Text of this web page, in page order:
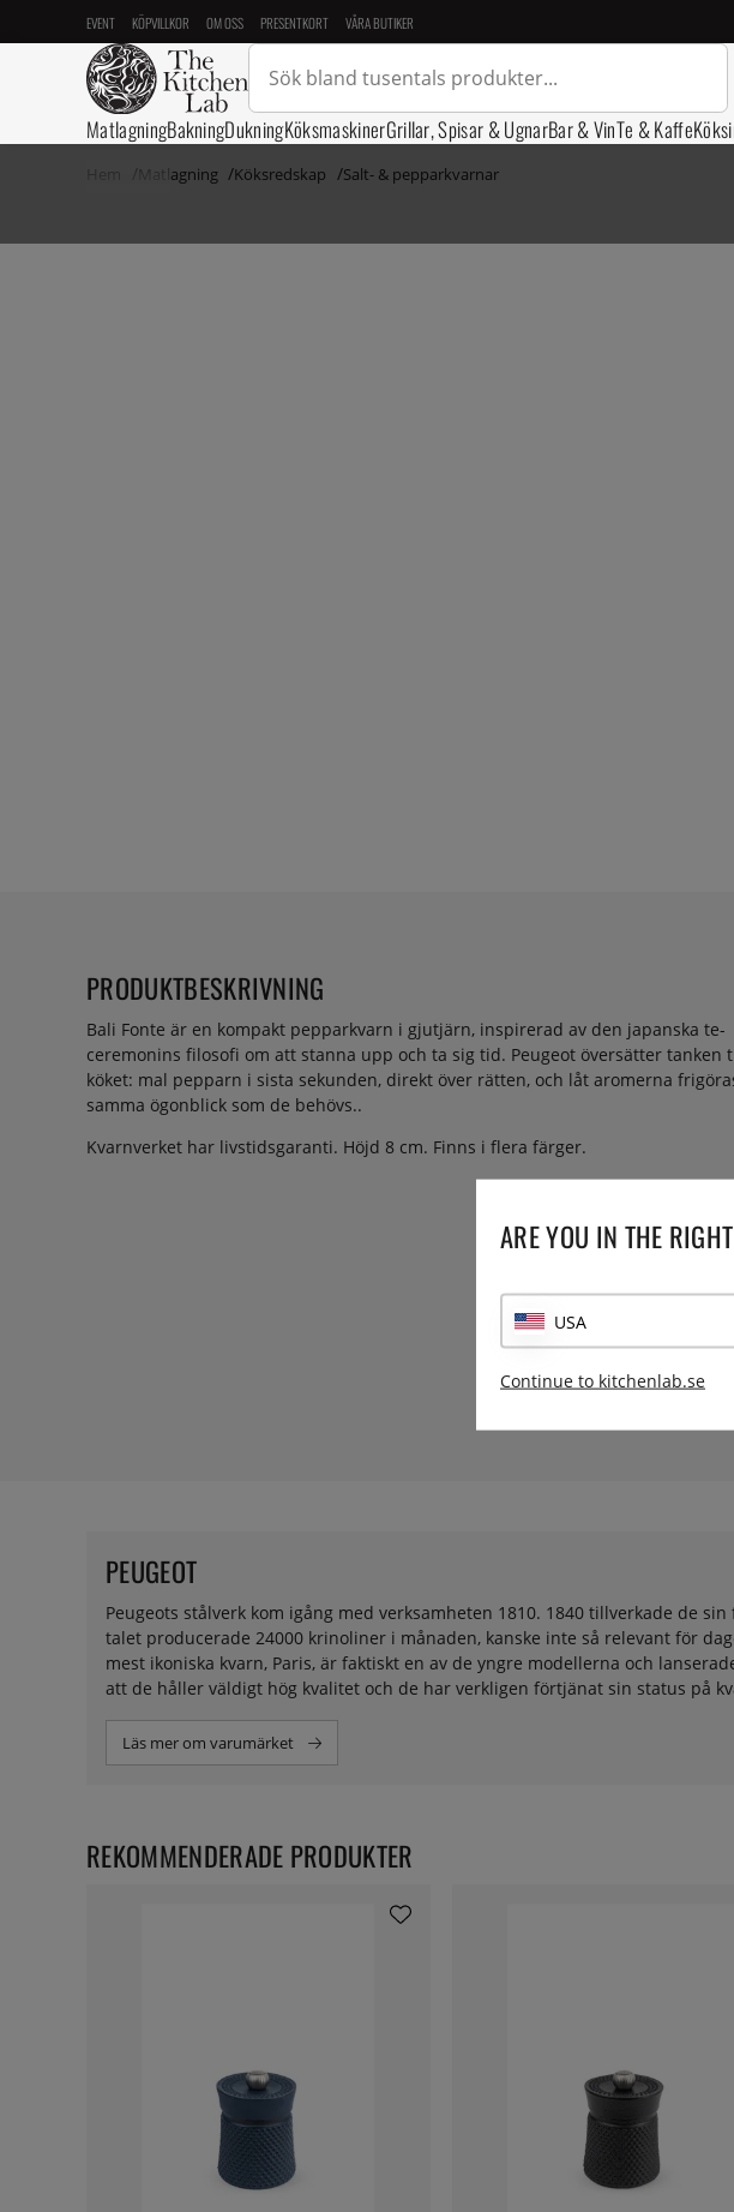
EVENT KÖPVILLKOR OM OSS PRESENTKORT VÅRA BUTIKER
MatlagningBakningDukningKöksmaskinerGrillar, Spisar & UgnarBar & VinTe & Kaffe
Matlagning Köksredskap Salt- & pepparkvarnar
PRODUKTBESKRIVNING
Bali Fonte är en kompakt pepparkvarn i gjutjärn, inspirerad av den japanska te-
ceremonins filosofi om att stanna upp och ta sig tid. Peugeot översätter tanken
köket: mal pepparn i sista sekunden, direkt över rätten, och låt aromerna
samma ögonblick som de behövs..
Kvarnverket har livstidsgaranti. Höjd 8 cm. Finns i flera färger.
Peugeots stålverk kom igång med verksamheten 1810. 1840 tillverkade de
talet producerade 24000 krinoliner i månaden, kanske inte så relevant för
mest ikoniska kvarn, Paris, är faktiskt en av de yngre modellerna och
att de håller väldigt hög kvalitet och de har verkligen förtjänat sin status på
PEUGEOT
Läs mer om varumärket
REKOMMENDERADE PRODUKTER
ARE YOU IN THE
USA
Continue to kitchenlab.se